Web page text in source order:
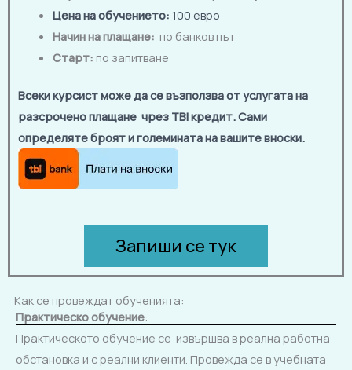
Цена на обучението: 100 евро
Начин на плащане: по банков път
Старт: по запитване
Всеки курсист може да се възползва от услугата на
разсрочено плащане чрез TBI кредит. Сами
определяте броят и големината на вашите вноски.
Запиши се тук
Как се провеждат обученията:
Практическо обучение:
Практическото обучение се извършва в реална работна
обстановка и с реални клиенти. Провежда се в учебната